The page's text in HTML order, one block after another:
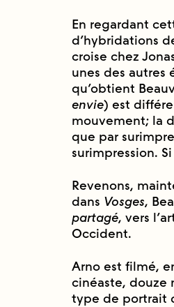
En regardant
d’hybridations
croise chez
unes des autres
qu’obtient
envie) est
mouvement; la
que par
surimpression.
Revenons,
dans Vosges,
partagé, vers
Occident.
Arno est filmé,
cinéaste, douze
type de portrait